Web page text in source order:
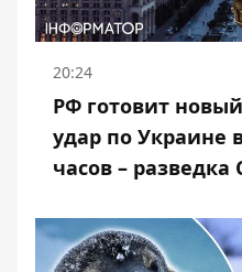
20:24
РФ готовит
удар по Украине
часов –